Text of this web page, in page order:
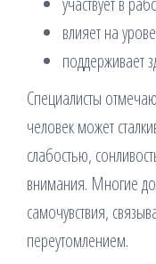
влияет на
поддерживает
Специалисты
человек может
слабостью,
внимания. Многие
самочувствия,
переутомлением.